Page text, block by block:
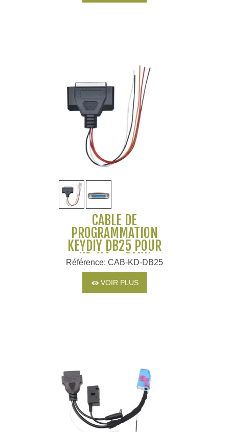
CÂBLE DE
PROGRAMMATION
KEYDIY DB25 POUR
KD-X4 – BMW
BDC2/BDC3 & VW
5C/5D
Référence: CAB-KD-DB25
VOIR PLUS